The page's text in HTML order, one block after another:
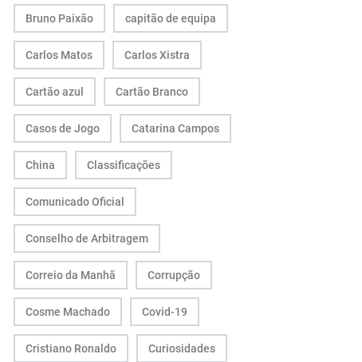
Bruno Paixão capitão de equipa
Carlos Matos Carlos Xistra
Cartão azul Cartão Branco
Casos de Jogo Catarina Campos
China Classificações
Comunicado Oficial
Conselho de Arbitragem
Correio da Manhã Corrupção
Cosme Machado Covid-19
Cristiano Ronaldo Curiosidades